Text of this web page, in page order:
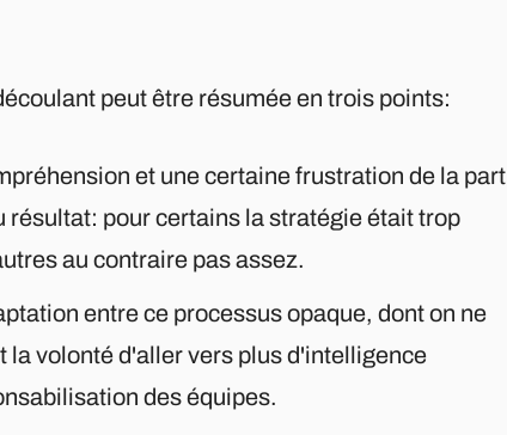
peut être résumée en trois points:
et une certaine frustration de la part
résultat: pour certains la stratégie était trop
au contraire pas assez.
entre ce processus opaque, dont on ne
la volonté d'aller vers plus d'intelligence
des équipes.